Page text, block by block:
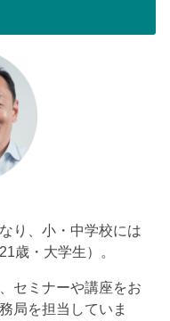
り、小・中学校には
歳・大学生）。
セミナーや講座をお
局を担当していま